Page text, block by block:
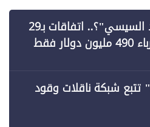
أين ذهبت قروض "عهد السيسي"؟.. اتفاقات بـ29
مليار دولار لقطاع الكهرباء 490 مليون دولار فقط
شبكة ناقلات وقود